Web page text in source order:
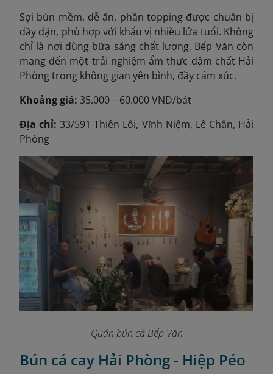
Sợi bún mềm, dễ ăn, phần topping được chuẩn bị
đầy đặn, phù hợp với khẩu vị nhiều lứa tuổi. Không
chỉ là nơi dùng bữa sáng chất lượng, Bếp Văn còn
mang đến một trải nghiệm ẩm thực đậm chất Hải
Phòng trong không gian yên bình, đầy cảm xúc.
Khoảng giá: 35.000 – 60.000 VND/bát
Địa chỉ: 33/591 Thiên Lôi, Vĩnh Niệm, Lê Chân, Hải
Phòng
Quán bún cá Bếp Văn
Bún cá cay Hải Phòng - Hiệp Péo